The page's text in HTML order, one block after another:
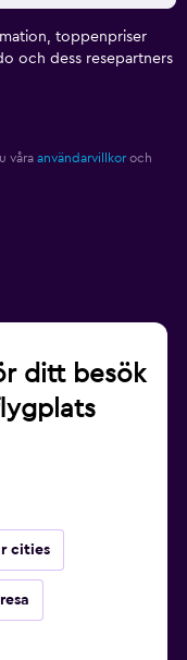
toppenpriser
och dess resepartners
våra användarvillkor och
ditt besök
cities